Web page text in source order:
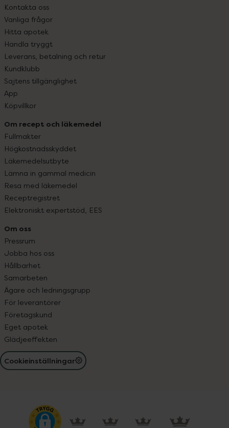
Kontakta oss
Vanliga frågor
Hitta apotek
Handla tryggt
Leverans, betalning och retur
Kundklubb
Sajtens tillgänglighet
App
Köpvillkor
Om recept och läkemedel
Fullmakter
Högkostnadsskyddet
Läkemedelsutbyte
Lämna in gammal medicin
Resa med läkemedel
Receptregistret
Elektroniskt expertstöd, EES
Om oss
Pressrum
Jobba hos oss
Hållbarhet
Samarbeten
Ägare och ledningsgrupp
För leverantörer
Företagskund
Eget apotek
Glädjeeffekten
Cookieinställningar